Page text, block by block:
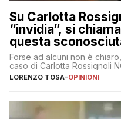
Su Carlotta
“invidia”, si
questa
Forse ad alcuni non è
caso di Carlotta Rossignoli
LORENZO TOSA-OPINIONI